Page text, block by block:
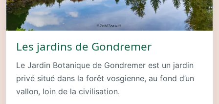
Les jardins de Gondremer
Le Jardin Botanique de Gondremer est un jardin
privé situé dans la forêt vosgienne, au fond d’un
vallon, loin de la civilisation.